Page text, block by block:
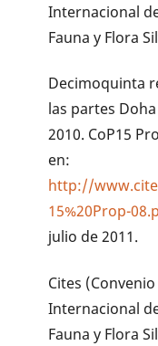
Internacional
Fauna y Flora
Decimoquinta
las partes
2010. CoP15
en:
http://
15%20Prop-
julio de 2011.
Cites
Internacional
Fauna y Flora